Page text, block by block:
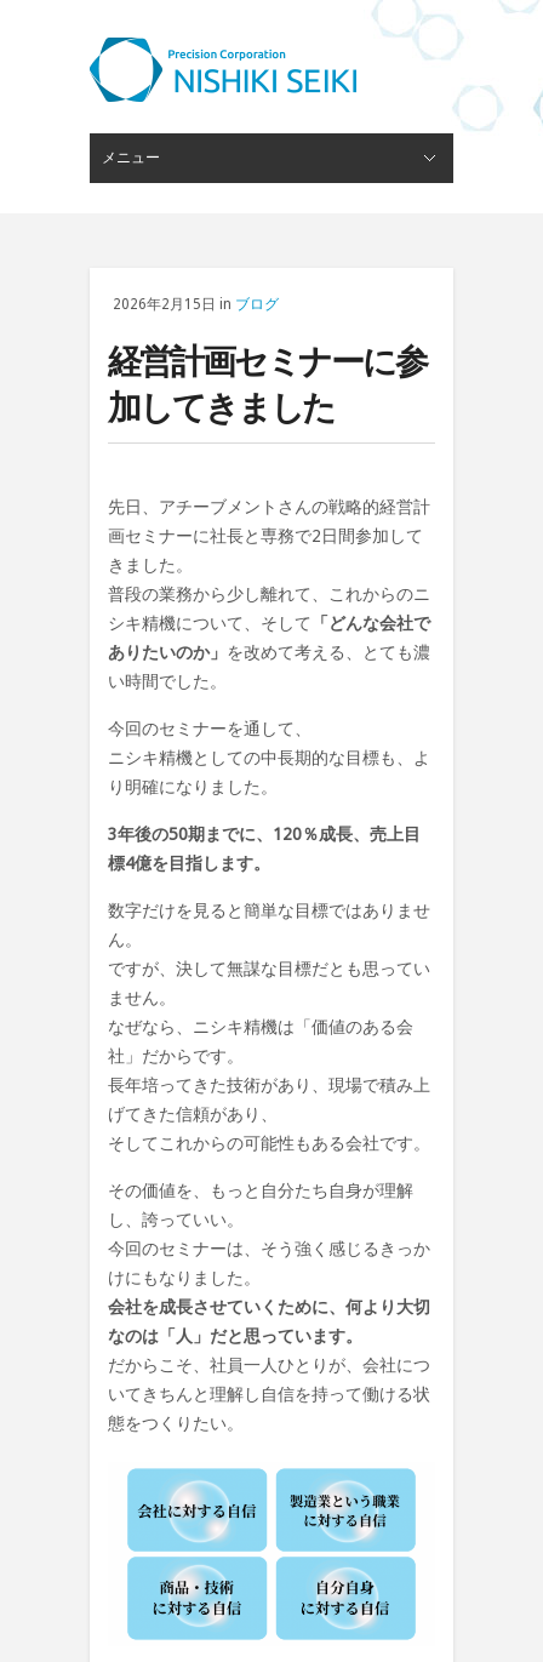
メニュー
2026年2月15日 in ブログ
経営計画セミナーに参
加してきました
先日、 アチーブメントさんの戦略的経営計
画セミナーに社長と専務で2日間参加 して
きました。
普段の業務から少し離れて、これからのニ
シキ精機について、そして
「どんな会社で
ありたいのか」 を改めて考える、とても濃
い時間でした。
今回のセミナーを通して、
ニシキ精機としての中長期的な目標も、よ
り明確になりました。
3年後の50期までに、120％成長、売上目
標4億を目指します。
数字だけを見ると簡単な目標ではありませ
ん。
ですが、決して無謀な目標だとも思ってい
ません。
なぜなら、ニシキ精機は「価値のある会
社」だからです。
長年培ってきた技術があり、現場で積み上
げてきた信頼があり、
そしてこれからの可能性もある会社です。
その価値を、もっと自分たち自身が理解
し、誇っていい。
今回のセミナーは、そう強く感じるきっか
けにもなりました。
会社を成長させていくために、何より大切
なのは「人」だと思っています。
だからこそ、社員一人ひとりが、会社につ
いてきちんと理解し自信を持って働ける状
態をつくりたい。